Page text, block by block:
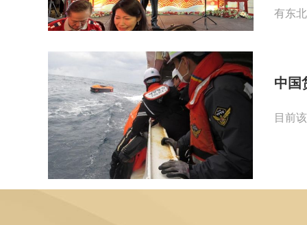
有东
中国
目前